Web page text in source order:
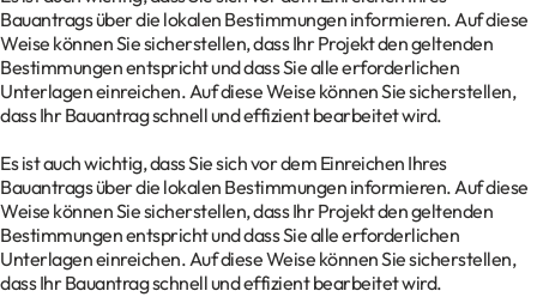
Bauantrags über die lokalen Bestimmungen informieren. Auf diese
Weise können Sie sicherstellen, dass Ihr Projekt den geltenden
Bestimmungen entspricht und dass Sie alle erforderlichen
Unterlagen einreichen. Auf diese Weise können Sie sicherstellen,
dass Ihr Bauantrag schnell und effizient bearbeitet wird.
Es ist auch wichtig, dass Sie sich vor dem Einreichen Ihres
Bauantrags über die lokalen Bestimmungen informieren. Auf diese
Weise können Sie sicherstellen, dass Ihr Projekt den geltenden
Bestimmungen entspricht und dass Sie alle erforderlichen
Unterlagen einreichen. Auf diese Weise können Sie sicherstellen,
dass Ihr Bauantrag schnell und effizient bearbeitet wird.